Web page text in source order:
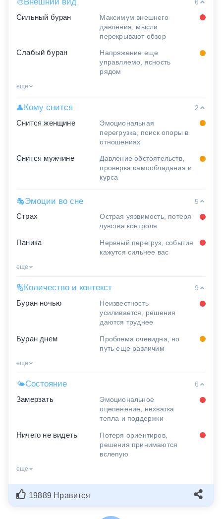
🎨
6
Сильный буран
Максимум внешнего
давления, мысли
перекрывают обзор
Слабый буран
Напряжение еще
управляемо, ясность
рядом
еще
👤Кому снится
2
Снится женщине
Эмоциональная
перегрузка, поиск опоры в
отношениях
Снится мужчине
Давление обстоятельств,
проверка самообладания и
курса
🎭Эмоции во сне
5
Страх
Острая уязвимость, потеря
чувства контроля
Паника
Нервный перегруз, события
кажутся сильнее вас
еще
🔢 Количество и контекст
9
Буран ночью
Неизвестность
усиливается, решения
даются труднее
Буран днем
Проблема очевидна, но
путь еще различим
еще
🌤Состояние
6
Замерзать
Эмоциональное
оцепенение, нехватка
тепла и поддержки
Ничего не видеть
Потеря ориентиров,
решения принимаются
вслепую
еще
19889 Нравится